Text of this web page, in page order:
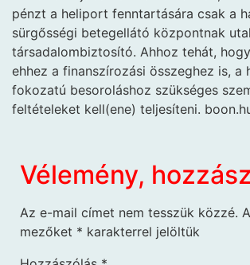
pénzt a heliport fenntartására csak a
sürgősségi betegellátó központnak
társadalombiztosító. Ahhoz tehát,
ehhez a finanszírozási összeghez is, a
fokozatú besoroláshoz szükséges
feltételeket kell(ene) teljesíteni.
Vélemény,
Az e-mail címet nem tesszük közzé.
mezőket * karakterrel jelöltük